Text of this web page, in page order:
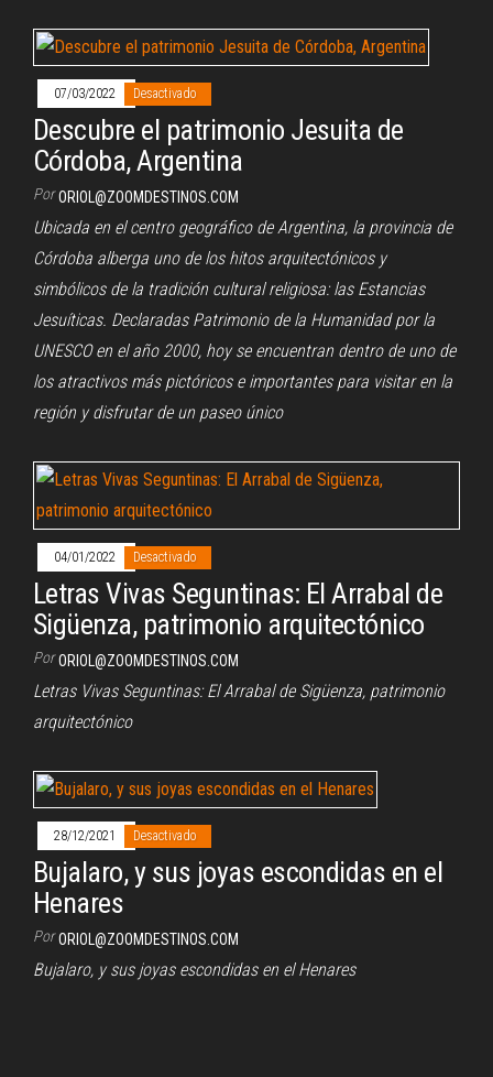
07/03/2022 Desactivado
Descubre el patrimonio Jesuita de
Córdoba, Argentina
Por ORIOL@ZOOMDESTINOS.COM
Ubicada en el centro geográfico de Argentina, la provincia de
Córdoba alberga uno de los hitos arquitectónicos y
simbólicos de la tradición cultural religiosa: las Estancias
Jesuíticas. Declaradas Patrimonio de la Humanidad por la
UNESCO en el año 2000, hoy se encuentran dentro de uno de
los atractivos más pictóricos e importantes para visitar en la
región y disfrutar de un paseo único
04/01/2022 Desactivado
Letras Vivas Seguntinas: El Arrabal de
Sigüenza, patrimonio arquitectónico
Por ORIOL@ZOOMDESTINOS.COM
Letras Vivas Seguntinas: El Arrabal de Sigüenza, patrimonio
arquitectónico
28/12/2021 Desactivado
Bujalaro, y sus joyas escondidas en el
Henares
Por ORIOL@ZOOMDESTINOS.COM
Bujalaro, y sus joyas escondidas en el Henares